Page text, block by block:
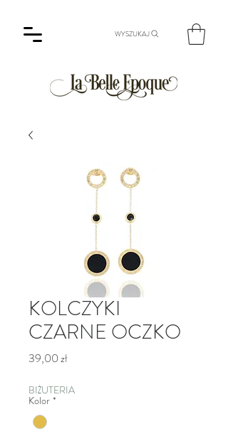
WYSZUKAJ
KOLCZYKI
CZARNE OCZKO
39,00 złCena
BIŻUTERIA
Kolor *